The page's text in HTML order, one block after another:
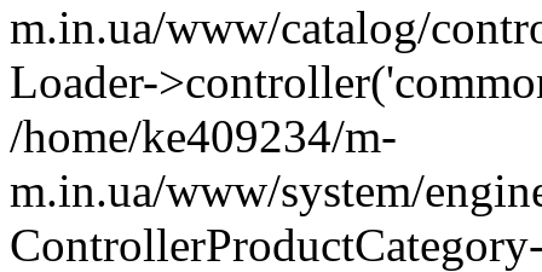
m.in.ua/www/catalog/
Loader-
/home/ke409234/m-
m.in.ua/www/system/